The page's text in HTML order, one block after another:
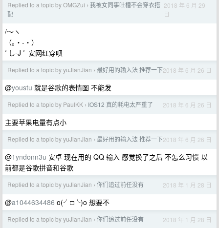
Replied to a topic by OMGZui › 我被女同事吐槽不会穿衣搭
配
2018 年 6 月 29
日
/～ヽ
（｡・-・）
ﾟし-J ﾟ 安网红穿呗
Replied to a topic by yuJianJian › 最好用的输入法 推荐一下2018 年 6 月 26 日
@youstu 就是谷歌的表情图 不能发
Replied to a topic by PaulKK › IOS12 真的耗电太严重了 2018 年 6 月 26 日
主要苹果电量有点小
Replied to a topic by yuJianJian › 最好用的输入法 推荐一下2018 年 6 月 26 日
@1yndonn3u 安卓 现在用的 QQ 输入 感觉换了之后 不怎么习惯 以
前都是谷歌拼音和谷歌
Replied to a topic by yuJianJian › 你们追过前任没有 2018 年 1 月 28 日
@a1044634486 o(╯□╰)o 想要不
Replied to a topic by yuJianJian › 你们追过前任没有 2018 年 1 月 28 日